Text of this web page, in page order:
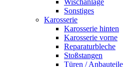
Sonstiges
Karosserie
Karosserie hinten
Karosserie vorne
Reparaturbleche
Stoßstangen
Türen / Anbauteile